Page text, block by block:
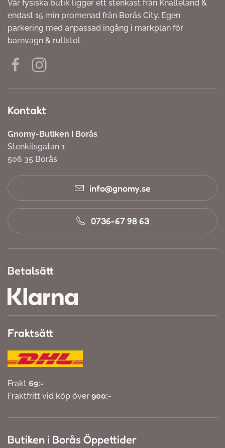
Vår fysiska butik ligger ett stenkast från Knalleland &
endast 15 min promenad från Borås City. Egen
parkering med anpassad ingång i markplan för
barnvagn & rullstol.
Kontakt
Gnomy-Butiken i Borås
Stenkilsgatan 1
506 35 Borås
info@gnomy.se
0736-67 98 63
Betalsätt
Fraktsätt
Frakt 69:-
Fraktfritt vid köp över 900:-
Butiken i Borås Öppettider